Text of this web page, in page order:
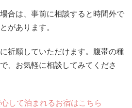
合は、事前に相談すると時間外で
があります。
祈願していただけます。腹帯の種
、お気軽に相談してみてくださ
して泊まれるお宿はこちら